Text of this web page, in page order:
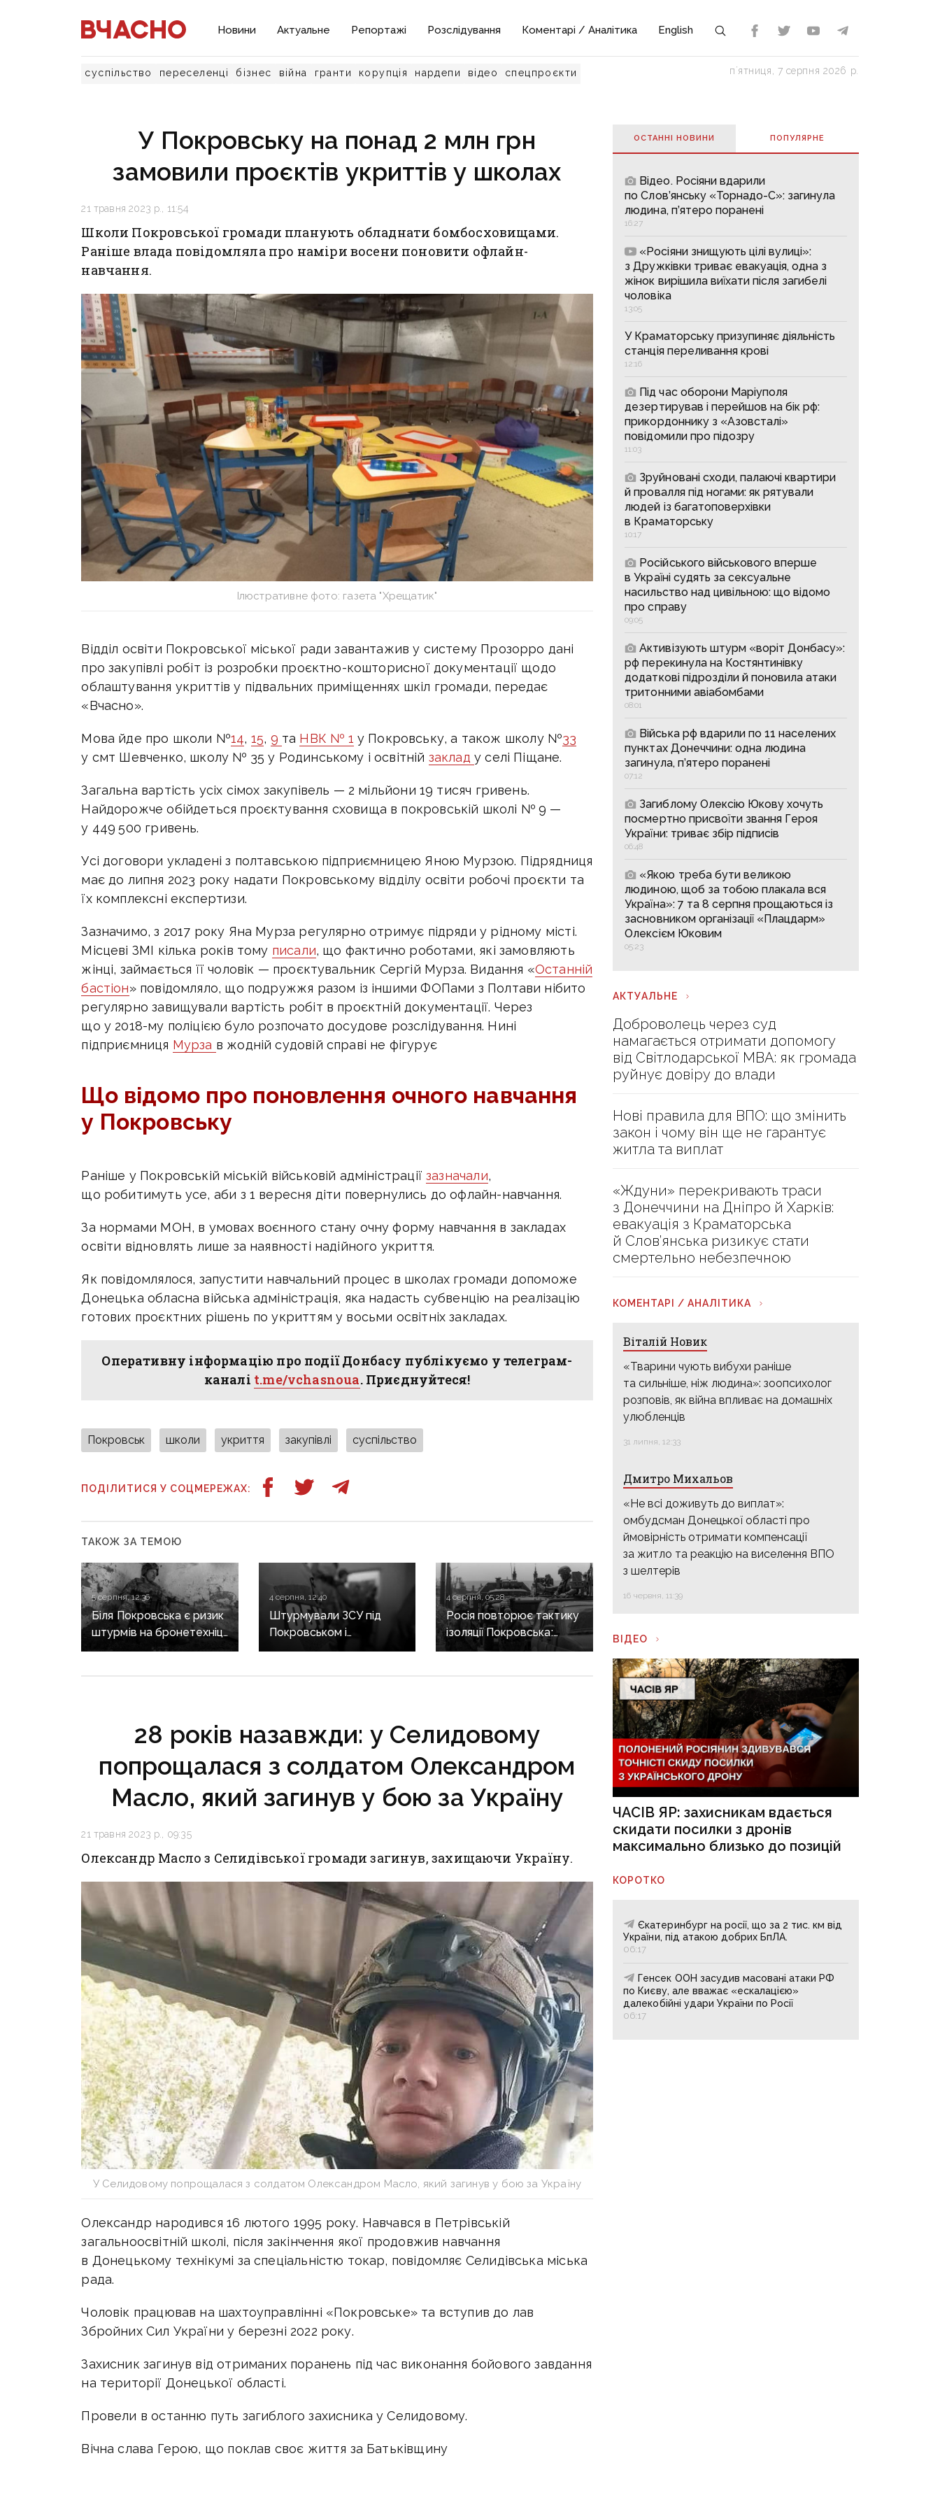
Новини Актуальне Репортажі Розслідування Коментарі / Аналітика English
суспільство переселенці бізнес війна гранти корупція нардепи відео спецпроєкти пʼятниця, 7 серпня 2026 р.
У Покровську на понад 2 млн грн
замовили проєктів укриттів у школах
21 травня 2023 р., 11:54
Школи Покровської громади планують обладнати бомбосховищами.
Раніше влада повідомляла про наміри восени поновити офлайн-
навчання.
Ілюстративне фото: газета "Хрещатик"
Відділ освіти Покровської міської ради завантажив у систему Прозорро дані
про закупівлі робіт із розробки проєктно-кошторисної документації щодо
облаштування укриттів у підвальних приміщеннях шкіл громади, передає
«Вчасно».
Мова йде про школи №14, 15, 9 та НВК № 1 у Покровську, а також школу №33
у смт Шевченко, школу № 35 у Родинському і освітній закладу селі Піщане.
Загальна вартість усіх сімох закупівель — 2 мільйони 19 тисяч гривень.
Найдорожче обійдеться проєктування сховища в покровській школі № 9 —
у 449 500 гривень.
Усі договори укладені з полтавською підприємницею Яною Мурзою. Підрядниця
має до липня 2023 року надати Покровському відділу освіти робочі проєкти та
їх комплексні експертизи.
Зазначимо, з 2017 року Яна Мурза регулярно отримує підряди у рідному місті.
Місцеві ЗМІ кілька років тому писали, що фактично роботами, які замовляють
жінці, займається її чоловік — проєктувальник Сергій Мурза. Видання «Останній
бастіон» повідомляло, що подружжя разом із іншими ФОПами з Полтави нібито
регулярно завищували вартість робіт в проєктній документації. Через
що у 2018-му поліцією було розпочато досудове розслідування. Нині
підприємниця Мурза в жодній судовій справі не фігурує
Що відомо про поновлення очного навчання
у Покровську
Раніше у Покровській міській військовій адміністраціїзазначали,
що робитимуть усе, аби з 1 вересня діти повернулись до офлайн-навчання.
За нормами МОН, в умовах воєнного стану очну форму навчання в закладах
освіти відновлять лише за наявності надійного укриття.
Як повідомлялося, запустити навчальний процес в школах громади допоможе
Донецька обласна війська адміністрація, яка надасть субвенцію на реалізацію
готових проєктних рішень по укриттям у восьми освітніх закладах.
Оперативну інформацію про події Донбасу публікуємо у телеграм-
каналі t.me/vchasnoua. Приєднуйтеся!
Покровськ школи укриття закупівлі суспільство
ПОДІЛИТИСЯ У СОЦМЕРЕЖАХ:
ТАКОЖ ЗА ТЕМОЮ
5 серпня, 12:36
Біля Покровська є ризик
штурмів на бронетехніці:
попередження
4 серпня, 12:40
Штурмували ЗСУ під
Покровськом і
Костянтинівкою: по 15
4 серпня, 05:28
Росія повторює тактику
ізоляції Покровська:
як окупанти готуються
28 років назавжди: у Селидовому
попрощалася з солдатом Олександром
Масло, який загинув у бою за Україну
21 травня 2023 р., 09:35
Олександр Масло з Селидівської громади загинув, захищаючи Україну.
У Селидовому попрощалася з солдатом Олександром Масло, який загинув у бою за Україну
Олександр народився 16 лютого 1995 року. Навчався в Петрівській
загальноосвітній школі, після закінчення якої продовжив навчання
в Донецькому технікумі за спеціальністю токар, повідомляє Селидівська міська
рада.
Чоловік працював на шахтоуправлінні «Покровське» та вступив до лав
Збройних Сил України у березні 2022 року.
Захисник загинув від отриманих поранень під час виконання бойового завдання
на території Донецької області.
Провели в останню путь загиблого захисника у Селидовому.
Вічна слава Герою, що поклав своє життя за Батьківщину
ОСТАННІ НОВИНИ ПОПУЛЯРНE
Відео. Росіяни вдарили
по Слов’янську «Торнадо-С»: загинула
людина, п’ятеро поранені
16:27
«Росіяни знищують цілі вулиці»:
з Дружківки триває евакуація, одна з
жінок вирішила виїхати після загибелі
чоловіка
13:05
У Краматорську призупиняє діяльність
станція переливання крові
12:16
Під час оборони Маріуполя
дезертирував і перейшов на бік рф:
прикордоннику з «Азовсталі»
повідомили про підозру
11:03
Зруйновані сходи, палаючі квартири
й провалля під ногами: як рятували
людей із багатоповерхівки
в Краматорську
10:17
Російського військового вперше
в Україні судять за сексуальне
насильство над цивільною: що відомо
про справу
09:05
Активізують штурм «воріт Донбасу»:
рф перекинула на Костянтинівку
додаткові підрозділи й поновила атаки
тритонними авіабомбами
08:01
Війська рф вдарили по 11 населених
пунктах Донеччини: одна людина
загинула, п’ятеро поранені
07:12
Загиблому Олексію Юкову хочуть
посмертно присвоїти звання Героя
України: триває збір підписів
06:48
«Якою треба бути великою
людиною, щоб за тобою плакала вся
Україна»: 7 та 8 серпня прощаються із
засновником організації «Плацдарм»
Олексієм Юковим
05:23
АКТУАЛЬНЕ
Доброволець через суд
намагається отримати допомогу
від Світлодарської МВА: як громада
руйнує довіру до влади
Нові правила для ВПО: що змінить
закон і чому він ще не гарантує
житла та виплат
«Ждуни» перекривають траси
з Донеччини на Дніпро й Харків:
евакуація з Краматорська
й Слов’янська ризикує стати
смертельно небезпечною
КОМЕНТАРІ / АНАЛІТИКА
Віталій Новик
«Тварини чують вибухи раніше
та сильніше, ніж людина»: зоопсихолог
розповів, як війна впливає на домашніх
улюбленців
31 липня, 12:33
Дмитро Михальов
«Не всі доживуть до виплат»:
омбудсман Донецької області про
ймовірність отримати компенсації
за житло та реакцію на виселення ВПО
з шелтерів
16 червня, 11:39
ВІДЕО
ЧАСІВ ЯР: захисникам вдається
скидати посилки з дронів
максимально близько до позицій
КОРОТКО
Єкатеринбург на росії, що за 2 тис. км від
України, під атакою добрих БпЛА.
06:17
Генсек ООН засудив масовані атаки РФ
по Києву, але вважає «ескалацією»
далекобійні удари України по Росії
06:17